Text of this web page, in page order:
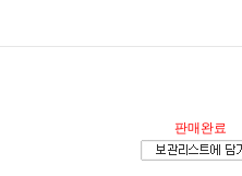
판매완료